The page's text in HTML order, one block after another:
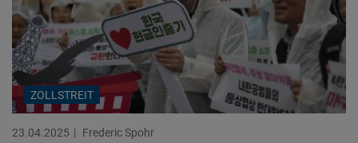
ZOLLSTREIT
23.04.2025 Frederic Spohr